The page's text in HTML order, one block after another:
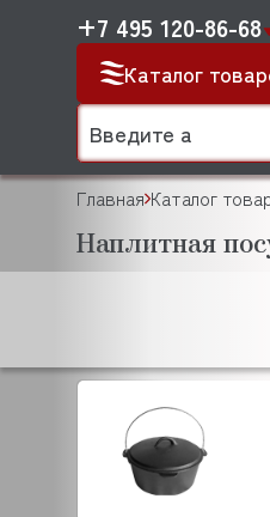
Каталог
+7 495 120-86-68
Главная Каталог
Наплитная